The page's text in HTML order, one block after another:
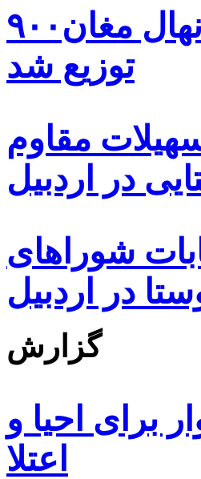
۹۰۰هزار اصله نهال توسط ایستگاه بذر و نهال مغان
توزیع شد
تومان تسهیلات مقاوم
در اردبیل
انتخابات شوراهای
در اردبیل
گزارش
برای احیا و
اعتلا